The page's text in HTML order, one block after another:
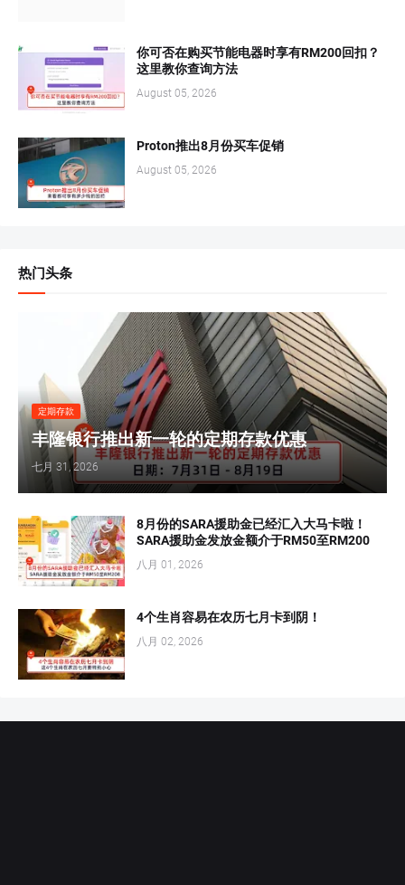
你可否在购买节能电器时享有RM200回扣？
这里教你查询方法
August 05, 2026
Proton推出8月份买车促销
August 05, 2026
热门头条
定期存款
丰隆银行推出新一轮的定期存款优惠
七月 31, 2026
8月份的SARA援助金已经汇入大马卡啦！
SARA援助金发放金额介于RM50至RM200
八月 01, 2026
4个生肖容易在农历七月卡到阴！
八月 02, 2026